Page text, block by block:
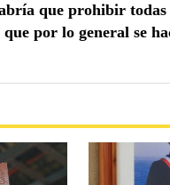
que prohibir todas
por lo general se